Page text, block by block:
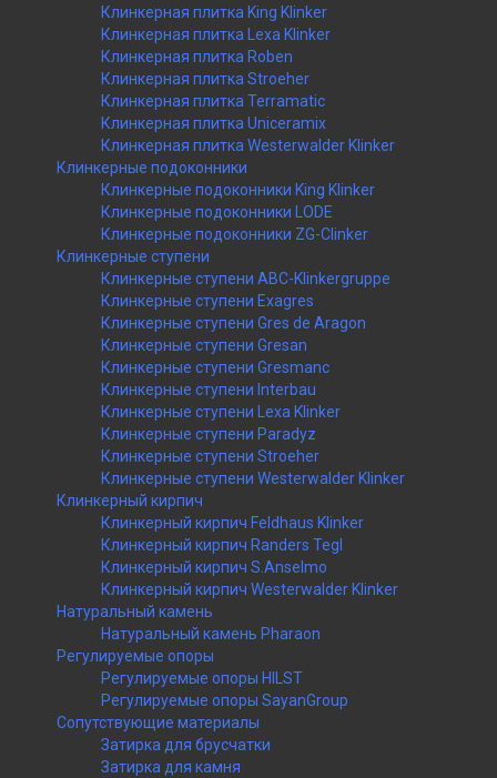
Клинкерная плитка King Klinker
Клинкерная плитка Lexa Klinker
Клинкерная плитка Roben
Клинкерная плитка Stroeher
Клинкерная плитка Terramatic
Клинкерная плитка Uniceramix
Клинкерная плитка Westerwalder Klinker
Клинкерные подоконники
Клинкерные подоконники King Klinker
Клинкерные подоконники LODE
Клинкерные подоконники ZG-Clinker
Клинкерные ступени
Клинкерные ступени ABC-Klinkergruppe
Клинкерные ступени Exagres
Клинкерные ступени Gres de Aragon
Клинкерные ступени Gresan
Клинкерные ступени Gresmanc
Клинкерные ступени Interbau
Клинкерные ступени Lexa Klinker
Клинкерные ступени Paradyz
Клинкерные ступени Stroeher
Клинкерные ступени Westerwalder Klinker
Клинкерный кирпич
Клинкерный кирпич Feldhaus Klinker
Клинкерный кирпич Randers Tegl
Клинкерный кирпич S.Anselmo
Клинкерный кирпич Westerwalder Klinker
Натуральный камень
Натуральный камень Pharaon
Регулируемые опоры
Регулируемые опоры HILST
Регулируемые опоры SayanGroup
Сопутствующие материалы
Затирка для брусчатки
Затирка для камня